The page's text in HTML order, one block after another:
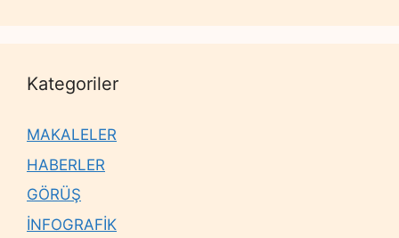
Kategoriler
MAKALELER
HABERLER
GÖRÜŞ
İNFOGRAFİK